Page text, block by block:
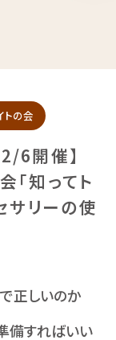
トの会
6開催】
「知ってト
サリーの使
正しいのか
備すればいい